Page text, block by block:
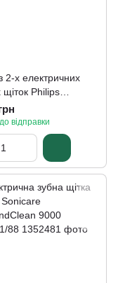
2-х електричних
щіток Philips
5300 HX7109/01
відправки